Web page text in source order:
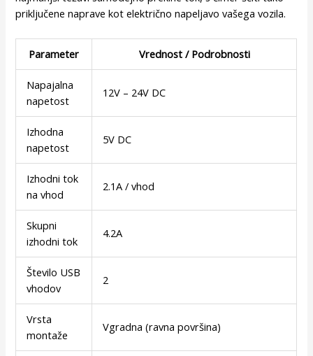
priključene naprave kot električno napeljavo vašega vozila.
Parameter Vrednost / Podrobnosti
Napajalna
napetost
12V – 24V DC
Izhodna
napetost
5V DC
Izhodni tok
na vhod
2.1A / vhod
Skupni
izhodni tok
4.2A
Število USB
vhodov
2
Vrsta
montaže
Vgradna (ravna površina)